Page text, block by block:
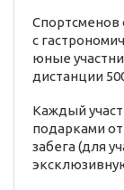
Спортсменов
с
юные
дистанции
Каждый
подарками
забега (для